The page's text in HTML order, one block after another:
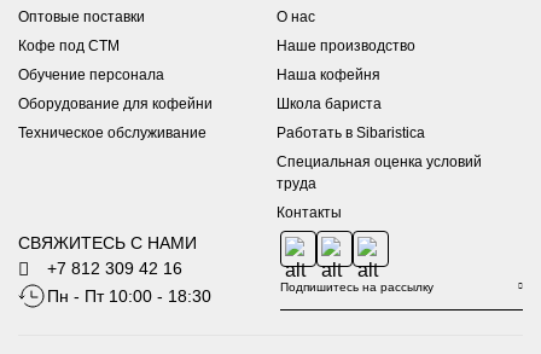
Оптовые поставки
Кофе под СТМ
Обучение персонала
Оборудование для кофейни
Техническое обслуживание
О нас
Наше производство
Наша кофейня
Школа бариста
Работать в Sibaristica
Специальная оценка условий
труда
Контакты
СВЯЖИТЕСЬ С НАМИ
+7 812 309 42 16
Пн - Пт 10:00 - 18:30